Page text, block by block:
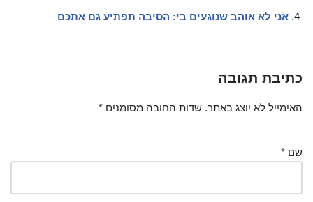
אני לא אוהב שנוגעים בי: הסיבה תפתיע גם אתכם
כתיבת תגובה
האימייל לא יוצג באתר. שדות החובה מסומנים *
שם *